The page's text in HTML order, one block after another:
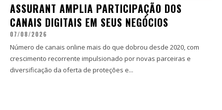
ASSURANT AMPLIA PARTICIPAÇÃO DOS
CANAIS DIGITAIS EM SEUS NEGÓCIOS
07/08/2026
Número de canais online mais do que dobrou desde 2020, com
crescimento recorrente impulsionado por novas parceiras e
diversificação da oferta de proteções e...